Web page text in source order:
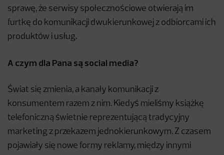
sprawę, że serwisy społecznościowe otwierają im
furtkę do komunikacji dwukierunkowej z odbiorcami ich
produktów i usług.
A czym dla Pana są social media?
Świat się zmienia, a kanały komunikacji z
konsumentem razem z nim. Kiedyś mieliśmy książkę
telefoniczną świetnie reprezentującą tradycyjny
marketing z przekazem jednokierunkowym. Z czasem
pojawiały się nowe formy reklamy, między innymi